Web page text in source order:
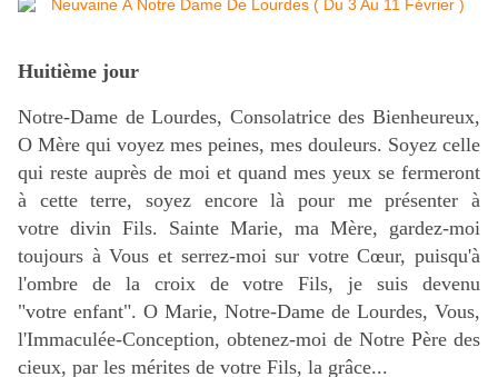
Huitième jour
Notre-Dame de Lourdes, Consolatrice des Bienheureux,
O Mère qui voyez mes peines, mes douleurs. Soyez celle
qui reste auprès de moi et quand mes yeux se fermeront
à cette terre, soyez encore là pour me présenter à
votre divin Fils. Sainte Marie, ma Mère, gardez-moi
toujours à Vous et serrez-moi sur votre Cœur, puisqu'à
l'ombre de la croix de votre Fils, je suis devenu
"votre enfant". O Marie, Notre-Dame de Lourdes, Vous,
l'Immaculée-Conception, obtenez-moi de Notre Père des
cieux, par les mérites de votre Fils, la grâce...